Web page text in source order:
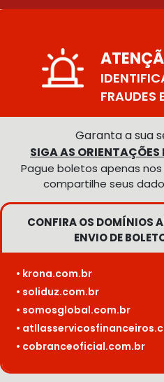
FRAUDES
Garanta a sua
SIGA AS ORIENTAÇÕES
Pague boletos apenas
compartilhe seus
CONFIRA OS DOMÍNIOS
ENVIO DE
• krona.com.br
• soliduz.com.br
• somosglobal.com.br
•
• cobranceoficial.com.br